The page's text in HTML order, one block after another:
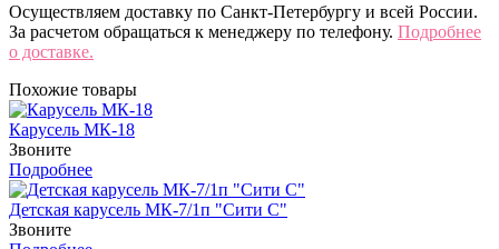
Осуществляем доставку по Санкт-Петербургу и всей России.
За расчетом обращаться к менеджеру по телефону. Подробнее
о доставке.
Похожие товары
Карусель МК-18
Звоните
Подробнее
Детская карусель МК-7/1п "Сити C"
Звоните